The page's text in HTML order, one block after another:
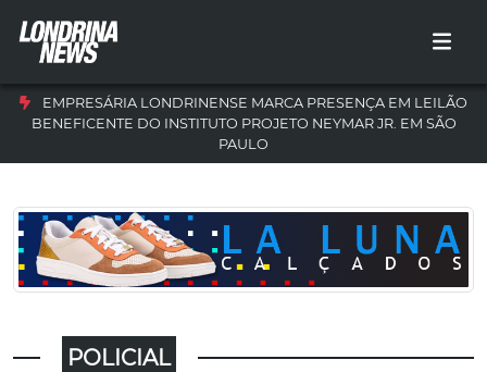
EMPRESÁRIA LONDRINENSE MARCA PRESENÇA EM LEILÃO
BENEFICENTE DO INSTITUTO PROJETO NEYMAR JR. EM SÃO
PAULO
POLICIAL